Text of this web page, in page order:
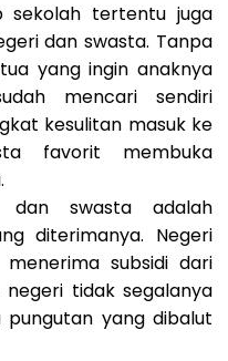
sekolah tertentu juga
dan swasta. Tanpa
yang ingin anaknya
mencari sendiri
kesulitan masuk ke
favorit membuka
dan swasta adalah
diterimanya. Negeri
subsidi dari
tidak segalanya
yang dibalut